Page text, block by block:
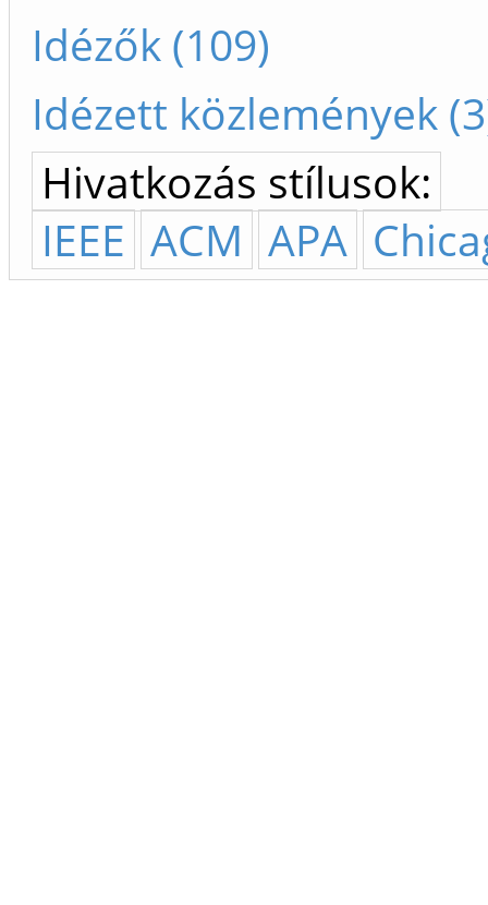
Idézők (109)
Idézett közlemények
Hivatkozás stílusok:
IEEE ACM APA